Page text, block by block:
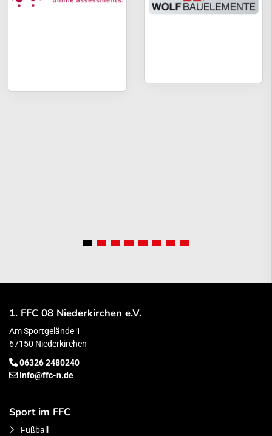
1. FFC 08 Niederkirchen e.V.
Am Sportgelände 1
67150 Niederkirchen
06326 2480240
Info@ffc-n.de
Sport im FFC
Fußball